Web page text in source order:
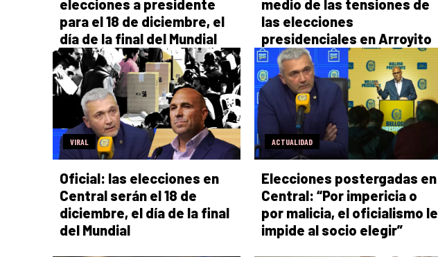
elecciones a presidente
para el 18 de diciembre, el
día de la final del Mundial
medio de las tensiones de
las elecciones
presidenciales en Arroyito
VIRAL
Oficial: las elecciones en
Central serán el 18 de
diciembre, el día de la final
del Mundial
ACTUALIDAD
Elecciones postergadas en
Central: “Por impericia o
por malicia, el oficialismo le
impide al socio elegir”